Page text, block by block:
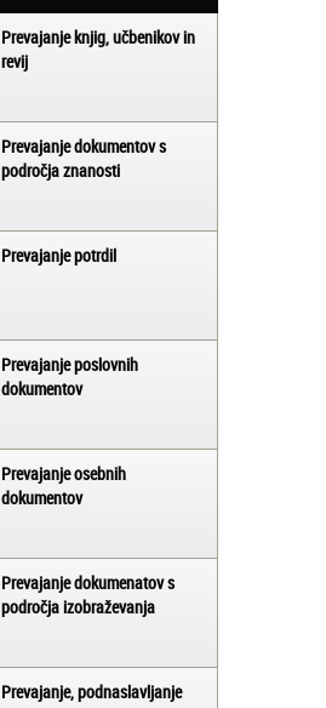
Prevajanje knjig, učbenikov in
revij
Prevajanje dokumentov s
področja znanosti
Prevajanje potrdil
Prevajanje poslovnih
dokumentov
Prevajanje osebnih
dokumentov
Prevajanje dokumenatov s
področja izobraževanja
Prevajanje, podnaslavljanje